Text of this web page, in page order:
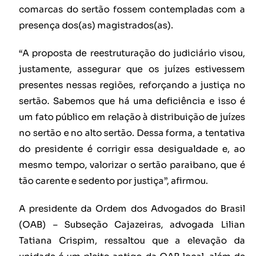
comarcas do sertão fossem contempladas com a
presença dos(as) magistrados(as).
“A proposta de reestruturação do judiciário visou,
justamente, assegurar que os juízes estivessem
presentes nessas regiões, reforçando a justiça no
sertão. Sabemos que há uma deficiência e isso é
um fato público em relação à distribuição de juízes
no sertão e no alto sertão. Dessa forma, a tentativa
do presidente é corrigir essa desigualdade e, ao
mesmo tempo, valorizar o sertão paraibano, que é
tão carente e sedento por justiça”, afirmou.
A presidente da Ordem dos Advogados do Brasil
(OAB) – Subseção Cajazeiras, advogada Lilian
Tatiana Crispim, ressaltou que a elevação da